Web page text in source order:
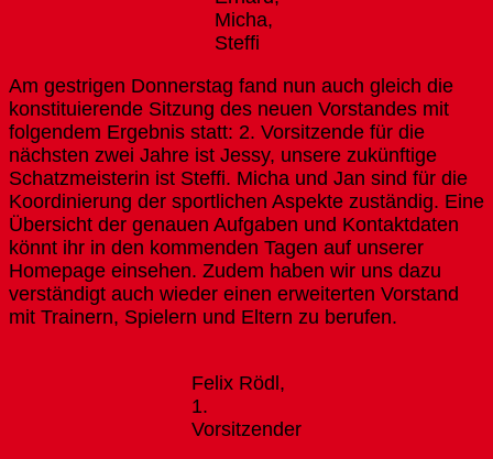
Micha,
Steffi
Am gestrigen Donnerstag fand nun auch gleich die
konstituierende Sitzung des neuen Vorstandes mit
folgendem Ergebnis statt: 2. Vorsitzende für die
nächsten zwei Jahre ist Jessy, unsere zukünftige
Schatzmeisterin ist Steffi. Micha und Jan sind für die
Koordinierung der sportlichen Aspekte zuständig. Eine
Übersicht der genauen Aufgaben und Kontaktdaten
könnt ihr in den kommenden Tagen auf unserer
Homepage einsehen. Zudem haben wir uns dazu
verständigt auch wieder einen erweiterten Vorstand
mit Trainern, Spielern und Eltern zu berufen.
Felix Rödl,
1.
Vorsitzender